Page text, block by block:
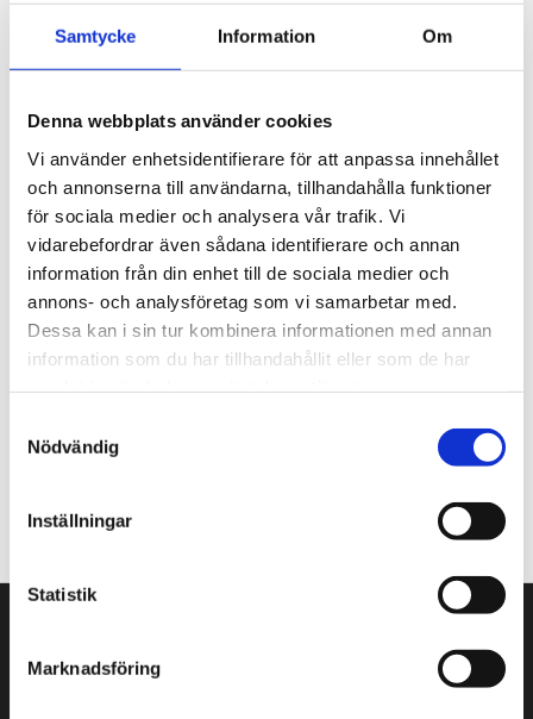
Samtycke Information Om
Denna webbplats använder cookies
Vi använder enhetsidentifierare för att anpassa innehållet
och annonserna till användarna, tillhandahålla funktioner
för sociala medier och analysera vår trafik. Vi
vidarebefordrar även sådana identifierare och annan
information från din enhet till de sociala medier och
annons- och analysföretag som vi samarbetar med.
Dessa kan i sin tur kombinera informationen med annan
information som du har tillhandahållit eller som de har
Nödvändig
Inställningar
Statistik
Marknadsföring
1906 tog oss dit vi är idag. Varsågod att förkovra.
På Tengbom letar vi alltid efter människor som vill
flytta gränser med oss. Hör av dig!
Nyhetsbrev
Prenumerera gärna på TengbomTelegram.
Press
Tajt deadline? Här hittar du pressmaterial och
hej@tengbom.se
+46 10 30 30 600
Stockholm